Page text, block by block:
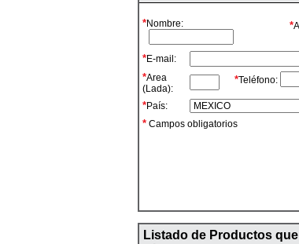
*Nombre: *
*E-mail:
*Area
(Lada):
*Teléfono:
*País:
* Campos obligatorios
Listado de Productos